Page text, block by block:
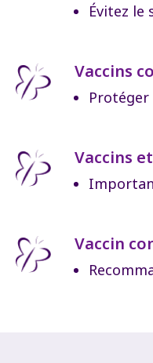
Évitez le
Vaccins
Vaccins
Vaccin